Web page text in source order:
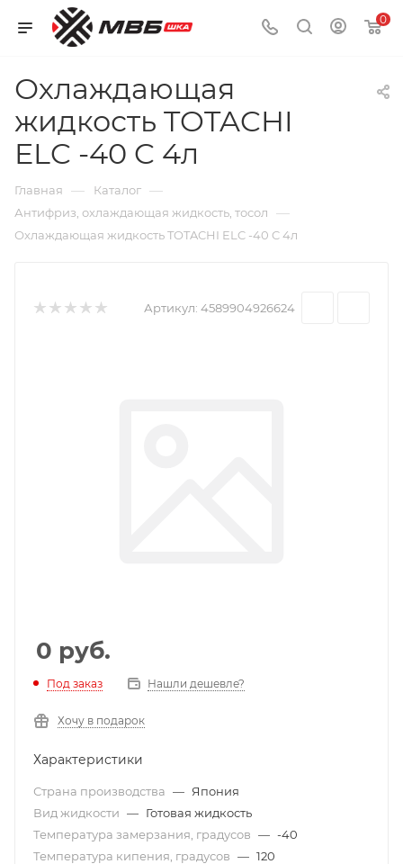
0
Охлаждающая
жидкость TOTACHI
ELC -40 C 4л
Главная — Каталог —
Антифриз, охлаждающая жидкость, тосол —
Охлаждающая жидкость TOTACHI ELC -40 C 4л
Артикул: 4589904926624
0 руб.
Под заказ Нашли дешевле?
Хочу в подарок
Характеристики
Страна производства — Япония
Вид жидкости — Готовая жидкость
Температура замерзания, градусов — -40
Температура кипения, градусов — 120